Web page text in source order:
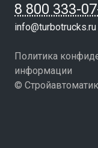
8 800 333-
info@turbotrucks.ru
Политика
информации
©